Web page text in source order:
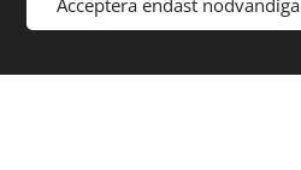
en kostnadsfri offert och boka